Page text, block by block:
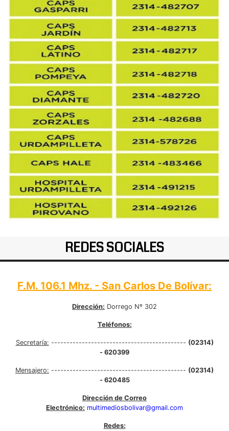
REDES SOCIALES
F.M. 106.1 Mhz. - San Carlos De Bolívar:
Dirección: Dorrego Nº 302
Teléfonos:
Secretaría: -------------------------------------------- (02314)
- 620399
Mensajero: -------------------------------------------- (02314)
- 620485
Dirección de Correo
Electrónico: multimediosbolivar@gmail.com
Redes: